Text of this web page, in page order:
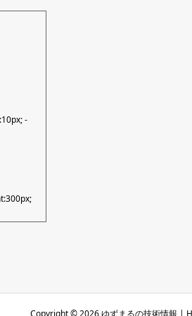
-
Copyright © 2026ゆずまるの技術情報 |